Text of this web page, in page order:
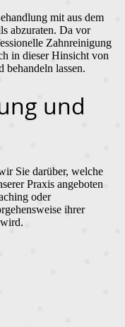
mit aus dem
abzuraten. Da vor
Zahnreinigung
in dieser Hinsicht von
behandeln lassen.
und
Sie darüber, welche
Praxis angeboten
oder
ihrer